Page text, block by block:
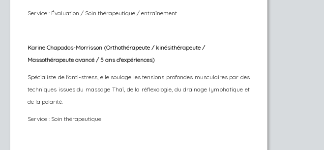
Service : Évaluation / Soin thérapeutique / entraînement
Karine Chapados-Morrisson (Orthothérapeute / kinésithérapeute /
Massothérapeute avancé / 5 ans d'expériences)
Spécialiste de l'anti-stress, elle soulage les tensions profondes musculaires par des
techniques issues du massage Thaî, de la réflexologie, du drainage lymphatique et
de la polarité.
Service : Soin thérapeutique